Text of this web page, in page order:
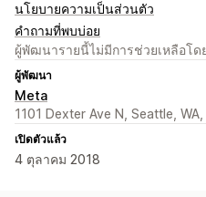
นโยบายความเป็นส่วนตัว
คำถามที่พบบ่อย
ผู้พัฒนารายนี้ไม่มีการช่วยเหลือโด
ผู้พัฒนา
Meta
1101 Dexter Ave N, Seattle,
เปิดตัวแล้ว
4 ตุลาคม 2018